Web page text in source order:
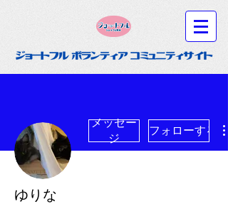
メッセー
ジ
フォローする
ゆりな